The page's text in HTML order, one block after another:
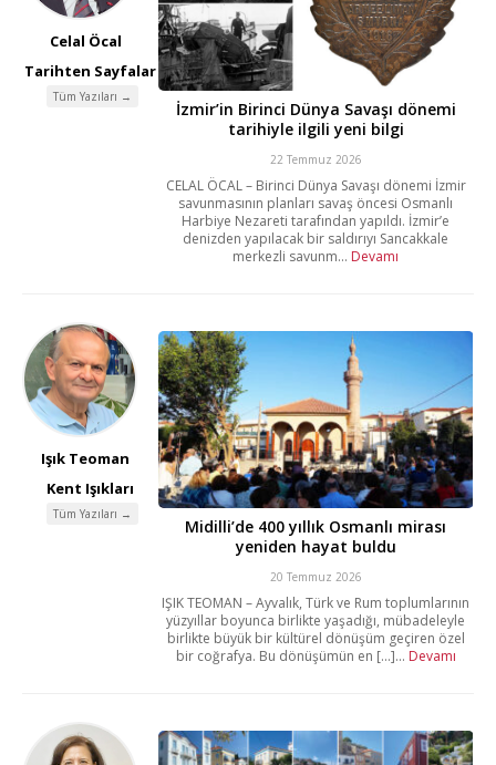
Celal Öcal
Tarihten Sayfalar
Tüm Yazıları →
İzmir’in Birinci Dünya Savaşı dönemi
tarihiyle ilgili yeni bilgi
22 Temmuz 2026
CELAL ÖCAL – Birinci Dünya Savaşı dönemi İzmir
savunmasının planları savaş öncesi Osmanlı
Harbiye Nezareti tarafından yapıldı. İzmir’e
denizden yapılacak bir saldırıyı Sancakkale
merkezli savunm... Devamı
Işık Teoman
Kent Işıkları
Tüm Yazıları →
Midilli’de 400 yıllık Osmanlı mirası
yeniden hayat buldu
20 Temmuz 2026
IŞIK TEOMAN – Ayvalık, Türk ve Rum toplumlarının
yüzyıllar boyunca birlikte yaşadığı, mübadeleyle
birlikte büyük bir kültürel dönüşüm geçiren özel
bir coğrafya. Bu dönüşümün en [...]... Devamı